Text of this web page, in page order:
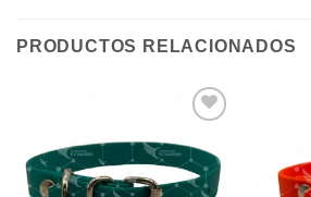
PRODUCTOS RELACIONADOS
Añadir
a la